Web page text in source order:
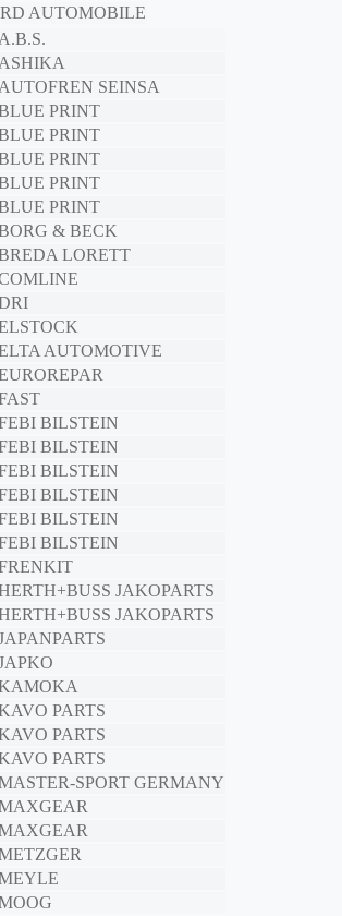
AUTOMOBILE
A.B.S.
ASHIKA
AUTOFREN SEINSA
PRINT
PRINT
PRINT
PRINT
PRINT
& BECK
LORETT
AUTOMOTIVE
BILSTEIN
BILSTEIN
BILSTEIN
BILSTEIN
BILSTEIN
BILSTEIN
JAKOPARTS
JAKOPARTS
PARTS
PARTS
PARTS
SPORT GERMANY